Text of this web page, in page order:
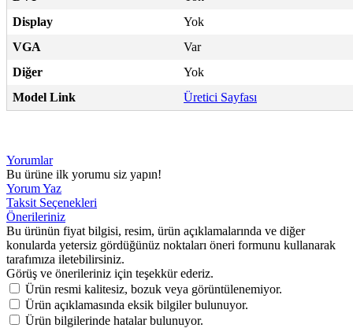
Display
Yok
VGA
Var
Diğer
Yok
Model Link
Üretici Sayfası
Yorumlar
Bu ürüne ilk yorumu siz yapın!
Yorum Yaz
Taksit Seçenekleri
Önerileriniz
Bu ürünün fiyat bilgisi, resim, ürün açıklamalarında ve diğer
konularda yetersiz gördüğünüz noktaları öneri formunu kullanarak
tarafımıza iletebilirsiniz.
Görüş ve önerileriniz için teşekkür ederiz.
Ürün resmi kalitesiz, bozuk veya görüntülenemiyor.
Ürün açıklamasında eksik bilgiler bulunuyor.
Ürün bilgilerinde hatalar bulunuyor.